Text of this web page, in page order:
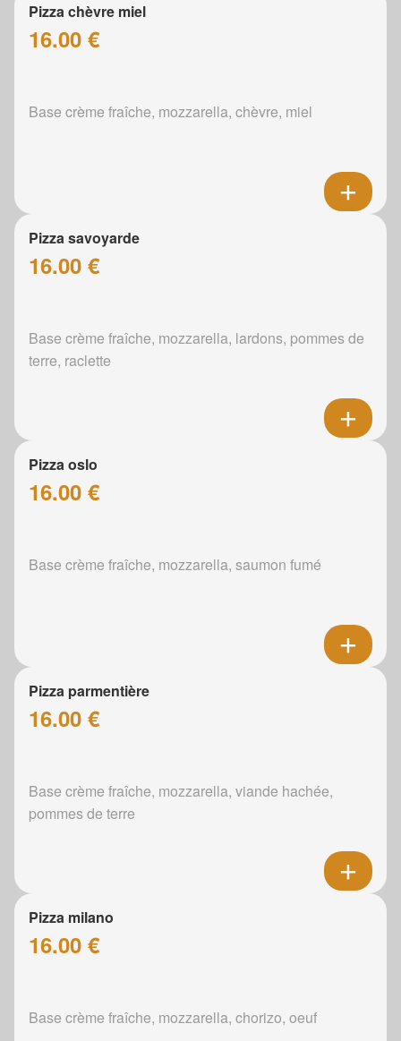
Pizza chèvre miel
16.00 €
Base crème fraîche, mozzarella, chèvre, miel
Pizza savoyarde
16.00 €
Base crème fraîche, mozzarella, lardons, pommes de
terre, raclette
Pizza oslo
16.00 €
Base crème fraîche, mozzarella, saumon fumé
Pizza parmentière
16.00 €
Base crème fraîche, mozzarella, viande hachée,
pommes de terre
Pizza milano
16.00 €
Base crème fraîche, mozzarella, chorizo, oeuf